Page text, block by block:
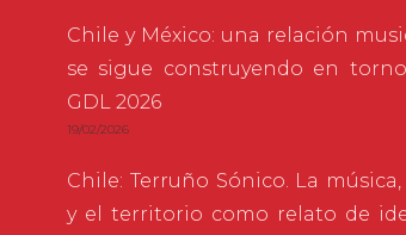
Chile y México: una relación
se sigue construyendo en
GDL 2026
19/02/2026
Chile: Terruño Sónico. La
y el territorio como relato de